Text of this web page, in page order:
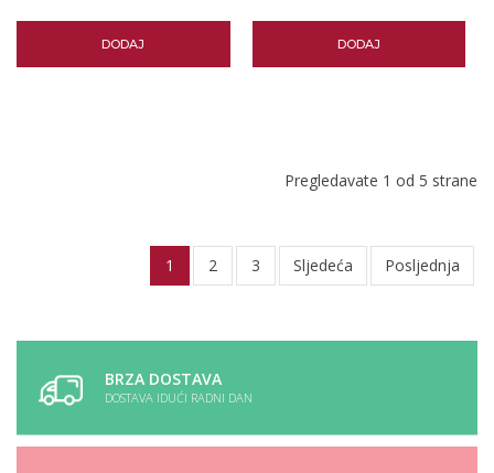
DODAJ DODAJ
Pregledavate 1 od 5 strane
1 2 3 Sljedeća Posljednja
BRZA DOSTAVA
DOSTAVA IDUĆI RADNI DAN